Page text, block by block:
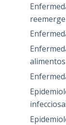
alimentos